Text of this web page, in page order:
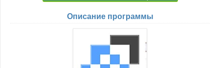
Описание программы